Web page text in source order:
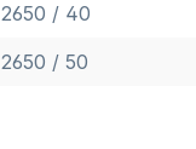
2650 / 40
2650 / 50